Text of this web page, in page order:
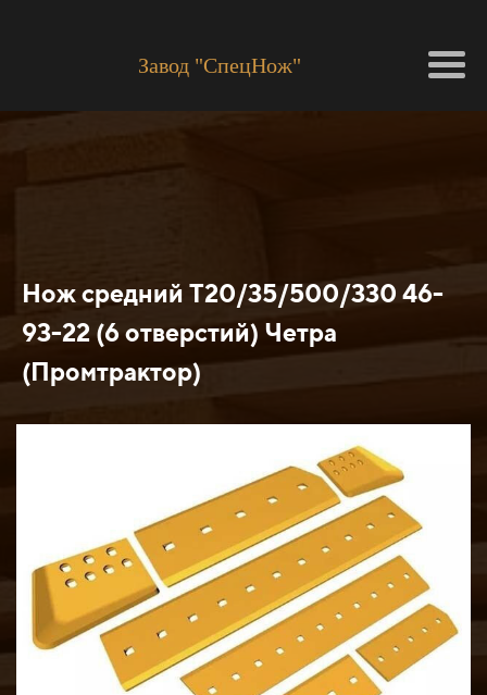
Завод "СпецНож"
Нож средний Т20/35/500/330 46-
93-22 (6 отверстий) Четра
(Промтрактор)